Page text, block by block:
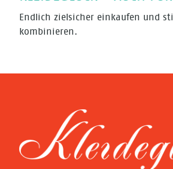
Endlich zielsicher einkaufen und
kombinieren.